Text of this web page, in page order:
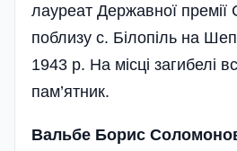
лауреат Державної
поблизу с. Білопіль на
1943 р. На місці загибелі
пам’ятник.
Вальбе Борис